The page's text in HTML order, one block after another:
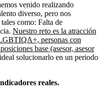
venido realizando
diverso, pero nos
como: Falta de
Nuestro reto es la atracción
personas con
base (asesor, asesor
solucionarlo en un periodo
reales.